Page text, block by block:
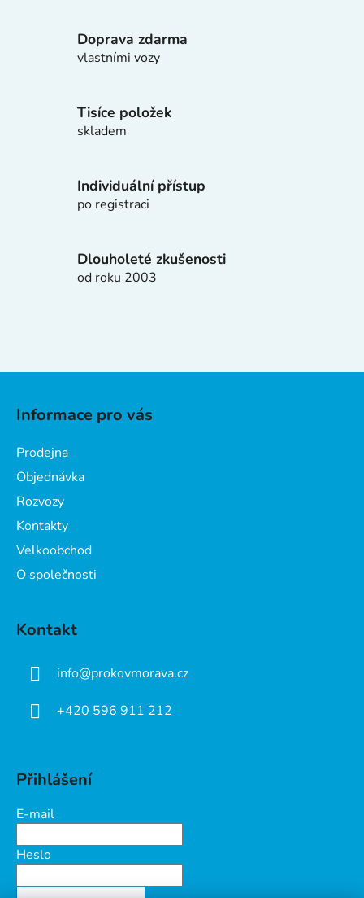
á
k
p
Doprava zdarma
vlastními vozy
Tisíce položek
skladem
Individuální přístup
po registraci
Dlouholeté zkušenosti
od roku 2003
Informace pro vás
Prodejna
Objednávka
Rozvozy
Kontakty
Velkoobchod
O společnosti
Kontakt
info@prokovmorava.cz
+420 596 911 212
Přihlášení
E-mail
Heslo